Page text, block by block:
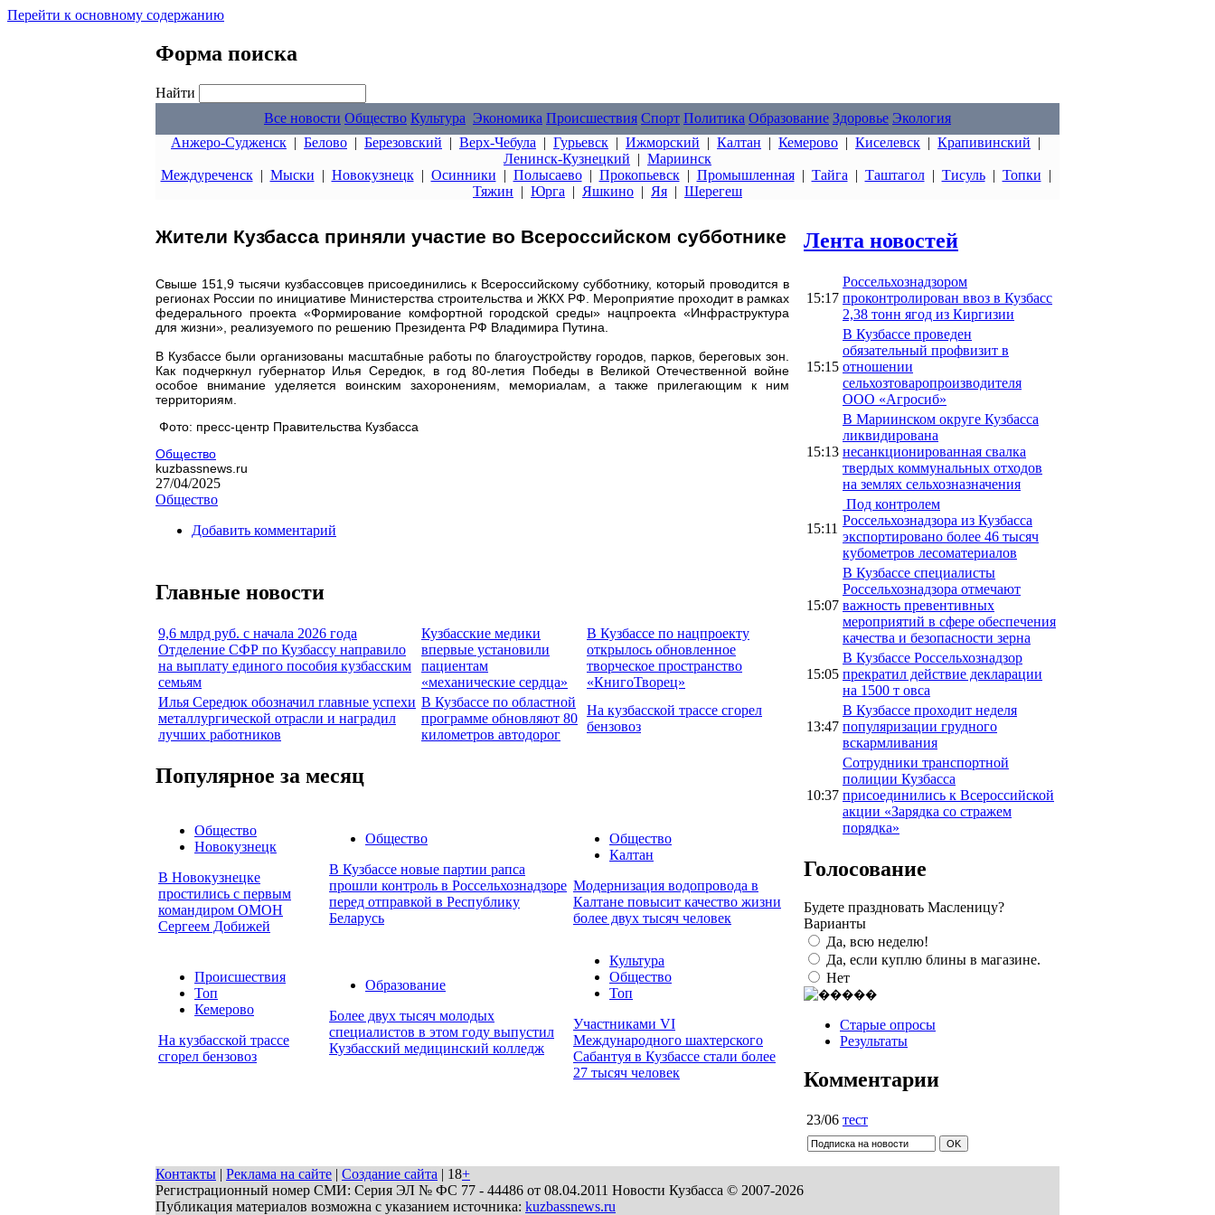
Перейти к основному содержанию
Форма поиска
Найти
Все новости Общество Культура Экономика Происшествия Спорт Политика Образование Здоровье Экология
Анжеро-Судженск | Белово | Березовский | Верх-Чебула | Гурьевск | Ижморский | Калтан | Кемерово | Киселевск | Крапивинский |
Ленинск-Кузнецкий | Мариинск
Междуреченск| Мыски | Новокузнецк| Осинники | Полысаево| Прокопьевск| Промышленная| Тайга | Таштагол| Тисуль| Топки |
Тяжин | Юрга | Яшкино | Яя | Шерегеш
Жители Кузбасса приняли участие во Всероссийском субботнике
Свыше 151,9 тысячи кузбассовцев присоединились к Всероссийскому субботнику, который проводится в
регионах России по инициативе Министерства строительства и ЖКХ РФ. Мероприятие проходит в рамках
федерального проекта «Формирование комфортной городской среды» нацпроекта «Инфраструктура
для жизни», реализуемого по решению Президента РФ Владимира Путина.
В Кузбассе были организованы масштабные работы по благоустройству городов, парков, береговых зон.
Как подчеркнул губернатор Илья Середюк, в год 80-летия Победы в Великой Отечественной войне
особое внимание уделяется воинским захоронениям, мемориалам, а также прилегающим к ним
территориям.
Фото: пресс-центр Правительства Кузбасса
Общество
kuzbassnews.ru
27/04/2025
Общество
Добавить комментарий
Главные новости
9,6 млрд руб. с начала 2026 года
Отделение СФР по Кузбассу направило
на выплату единого пособия кузбасским
семьям
Кузбасские медики
впервые установили
пациентам
«механические сердца»
В Кузбассе по нацпроекту
открылось обновленное
творческое пространство
«КнигоТворец»
Илья Середюк обозначил главные успехи
металлургической отрасли и наградил
лучших работников
В Кузбассе по областной
программе обновляют 80
километров автодорог
На кузбасской трассе сгорел
бензовоз
Популярное за месяц
Общество
Новокузнецк
В Новокузнецке
простились с первым
командиром ОМОН
Сергеем Добижей
Общество
В Кузбассе новые партии рапса
прошли контроль в Россельхознадзоре
перед отправкой в Республику
Беларусь
Общество
Калтан
Модернизация водопровода в
Калтане повысит качество жизни
более двух тысяч человек
Происшествия
Топ
Кемерово
На кузбасской трассе
сгорел бензовоз
Образование
Более двух тысяч молодых
специалистов в этом году выпустил
Кузбасский медицинский колледж
Культура
Общество
Топ
Участниками VI
Международного шахтерского
Сабантуя в Кузбассе стали более
27 тысяч человек
Лента новостей
15:17
Россельхознадзором
проконтролирован ввоз в Кузбасс
2,38 тонн ягод из Киргизии
15:15
В Кузбассе проведен
обязательный профвизит в
отношении
сельхозтоваропроизводителя
ООО «Агросиб»
15:13
В Мариинском округе Кузбасса
ликвидирована
несанкционированная свалка
твердых коммунальных отходов
на землях сельхозназначения
15:11
Под контролем
Россельхознадзора из Кузбасса
экспортировано более 46 тысяч
кубометров лесоматериалов
15:07
В Кузбассе специалисты
Россельхознадзора отмечают
важность превентивных
мероприятий в сфере обеспечения
качества и безопасности зерна
15:05
В Кузбассе Россельхознадзор
прекратил действие декларации
на 1500 т овса
13:47
В Кузбассе проходит неделя
популяризации грудного
вскармливания
10:37
Сотрудники транспортной
полиции Кузбасса
присоединились к Всероссийской
акции «Зарядка со стражем
порядка»
Голосование
Будете праздновать Масленицу?
Варианты
Да, всю неделю!
Да, если куплю блины в магазине.
Нет
Старые опросы
Результаты
Комментарии
23/06 тест
Контакты | Реклама на сайте | Создание сайта | 18+
Регистрационный номер СМИ: Серия ЭЛ № ФС 77 - 44486 от 08.04.2011 Новости Кузбасса © 2007-2026
Публикация материалов возможна с указанием источника: kuzbassnews.ru